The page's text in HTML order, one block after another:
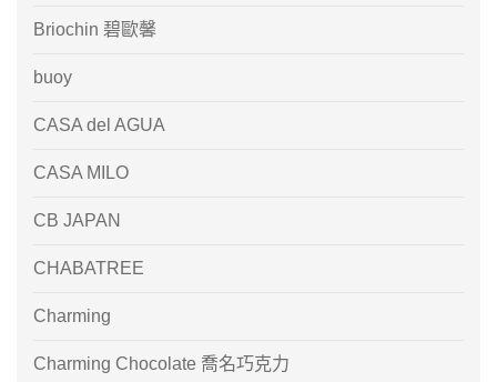
Briochin 碧歐馨
buoy
CASA del AGUA
CASA MILO
CB JAPAN
CHABATREE
Charming
Charming Chocolate 喬名巧克力